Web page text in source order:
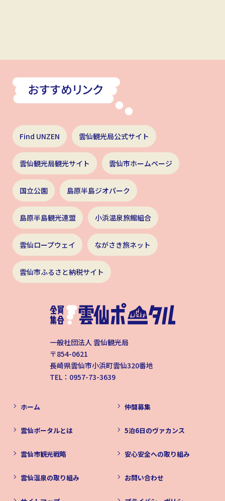
Find UNZEN 雲仙観光局公式サイト
雲仙観光局観光サイト 雲仙市ホームページ
国立公園 島原半島ジオパーク
島原半島観光連盟 小浜温泉旅館組合
雲仙ロープウェイ ながさき旅ネット
雲仙市ふるさと納税サイト
一般社団法人 雲仙観光局
〒854-0621
長崎県雲仙市小浜町雲仙320番地
TEL：0957-73-3639
ホーム
雲仙ポータルとは
雲仙市観光戦略
雲仙温泉の取り組み
仲間募集
5泊6日のヴァカンス
安心安全への取り組み
お問い合わせ